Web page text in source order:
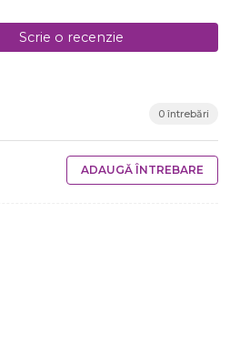
Scrie o recenzie
0 întrebări
ADAUGĂ ÎNTREBARE